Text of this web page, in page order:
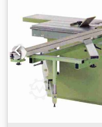
blade guard -
weight: 780 kg
Used saw, in very
Net price: 7,900 PLN
the rate of 4.2 EUR
fluctuations)